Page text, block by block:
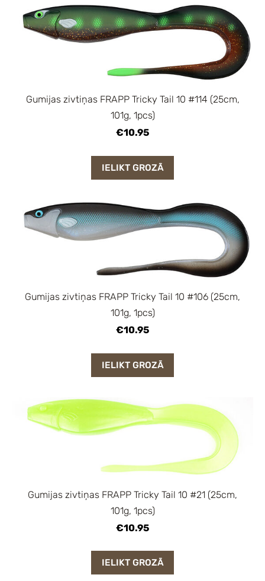
Gumijas zivtiņas FRAPP Tricky Tail 10 #114 (25cm,
101g, 1pcs)
€10.95
IELIKT GROZĀ
Gumijas zivtiņas FRAPP Tricky Tail 10 #106 (25cm,
101g, 1pcs)
€10.95
IELIKT GROZĀ
Gumijas zivtiņas FRAPP Tricky Tail 10 #21 (25cm,
101g, 1pcs)
€10.95
IELIKT GROZĀ